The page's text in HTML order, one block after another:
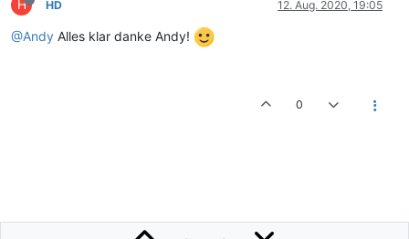
H HD 12. Aug. 2020, 19:05
@Andy Alles klar danke Andy!
0